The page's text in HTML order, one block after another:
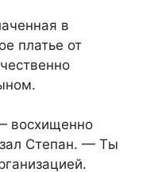
в
платье от
восхищенно
Степан. — Ты